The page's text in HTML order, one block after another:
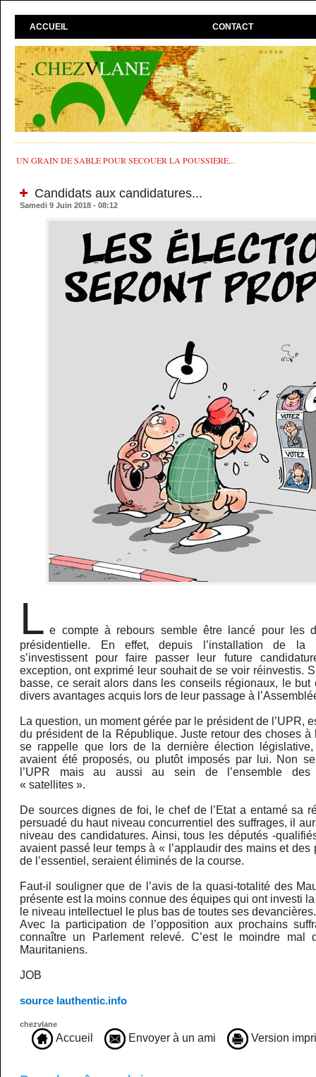
ACCUEIL CONTACT
UN GRAIN DE SABLE POUR SECOUER LA POUSSIÈRE...
Candidats aux candidatures...
Samedi 9 Juin 2018 - 08:12
L e compte à rebours semble être lancé pour les
présidentielle. En effet, depuis l’installation de la
s’investissent pour faire passer leur future
exception, ont exprimé leur souhait de se voir réinvestis.
basse, ce serait alors dans les conseils régionaux, le but
divers avantages acquis lors de leur passage à
La question, un moment gérée par le président de l’UPR,
du président de la République. Juste retour des choses
se rappelle que lors de la dernière élection
avaient été proposés, ou plutôt imposés par lui. Non
l’UPR mais au aussi au sein de l’ensemble des
« satellites ».
De sources dignes de foi, le chef de l’Etat a entamé sa
persuadé du haut niveau concurrentiel des suffrages, il
niveau des candidatures. Ainsi, tous les députés -
avaient passé leur temps à « l’applaudir des mains et des
de l’essentiel, seraient éliminés de la course.
Faut-il souligner que de l’avis de la quasi-totalité des
présente est la moins connue des équipes qui ont investi
le niveau intellectuel le plus bas de toutes ses devancières.
Avec la participation de l’opposition aux prochains
connaître un Parlement relevé. C’est le moindre mal
Mauritaniens.
JOB
source lauthentic.info
chezvlane
Accueil Envoyer à un ami Version